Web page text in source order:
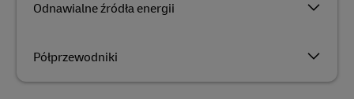
Odnawialne źródła energii
Półprzewodniki